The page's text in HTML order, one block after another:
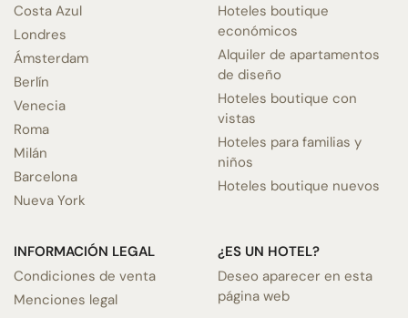
Costa Azul
Londres
Ámsterdam
Berlín
Venecia
Roma
Milán
Barcelona
Nueva York
Hoteles boutique
económicos
Alquiler de apartamentos
de diseño
Hoteles boutique con
vistas
Hoteles para familias y
niños
Hoteles boutique nuevos
INFORMACIÓN LEGAL
Condiciones de venta
Menciones legal
¿ES UN HOTEL?
Deseo aparecer en esta
página web